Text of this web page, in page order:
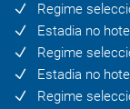
Regime
Estadia no
Regime
Estadia no
Regime